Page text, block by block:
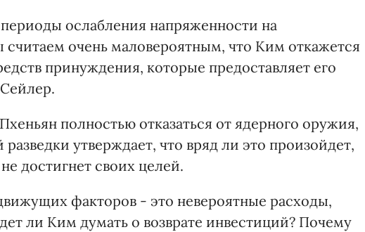
ослабления напряженности на
очень маловероятным, что Ким откажется
принуждения, которые предоставляет его
полностью отказаться от ядерного оружия,
утверждает, что вряд ли это произойдет,
достигнет своих целей.
факторов - это невероятные расходы,
ли Ким думать о возврате инвестиций? Почему